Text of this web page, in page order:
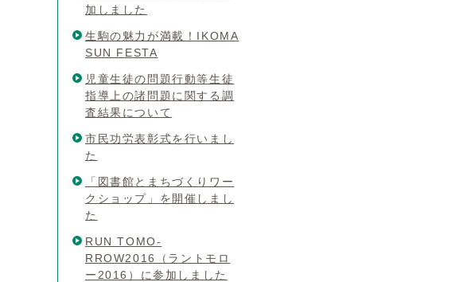
加しました
生駒の魅力が満載！IKOMA
SUN FESTA
児童生徒の問題行動等生徒
指導上の諸問題に関する調
査結果について
市民功労表彰式を行いまし
た
「図書館とまちづくりワー
クショップ」を開催しまし
た
RUN TOMO-
RROW2016（ラントモロ
ー2016）に参加しました